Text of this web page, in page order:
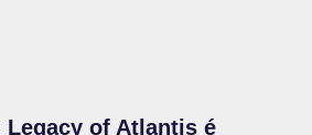
Legacy of Atlantis é